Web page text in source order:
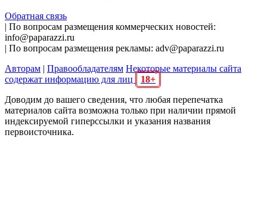
Обратная связь
| По вопросам размещения коммерческих новостей:
info@paparazzi.ru
| По вопросам размещения рекламы: adv@paparazzi.ru
Авторам | Правообладателям Некоторые материалы сайта
содержат информацию для лиц
18+
Доводим до вашего сведения, что любая перепечатка
материалов сайта возможна только при наличии прямой
индексируемой гиперссылки и указания названия
первоисточника.